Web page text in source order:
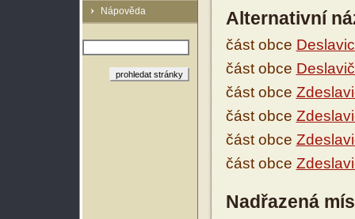
Nápověda Alternativní
část obce
část obce
část obce
část obce
část obce
část obce
Nadřazená